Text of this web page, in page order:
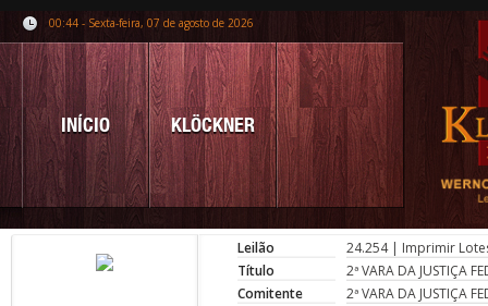
00:44 - Sexta-feira, 07 de agosto de 2026
INÍCIO KLÖCKNER
Leilão 24.254| Imprimir
Título
2ª VARA DA JUSTIÇA
Comitente
2ª VARA DA JUSTIÇA